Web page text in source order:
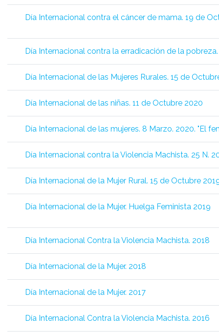
Día Internacional contra el cáncer de mama. 19 de
Día Internacional contra la erradicación de la
Día Internacional de las Mujeres Rurales. 15 de
Día Internacional de las niñas. 11 de Octubre 2020
Día Internacional de las mujeres. 8 Marzo. 2020. "El
Día Internacional contra la Violencia Machista. 25 N.
Día Internacional de la Mujer Rural. 15 de Octubre
Día Internacional de la Mujer. Huelga Feminista 2019
Día Internacional Contra la Violencia Machista. 2018
Día Internacional de la Mujer. 2018
Día Internacional de la Mujer. 2017
Día Internacional Contra la Violencia Machista. 2016